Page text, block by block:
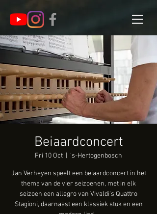
Beiaardconcert
Fri 10 Oct 's-Hertogenbosch
Jan Verheyen speelt een beiaardconcert in het
thema van de vier seizoenen, met in elk
seizoen een allegro van Vivaldi's Quattro
Stagioni, daarnaast een klassiek stuk en een